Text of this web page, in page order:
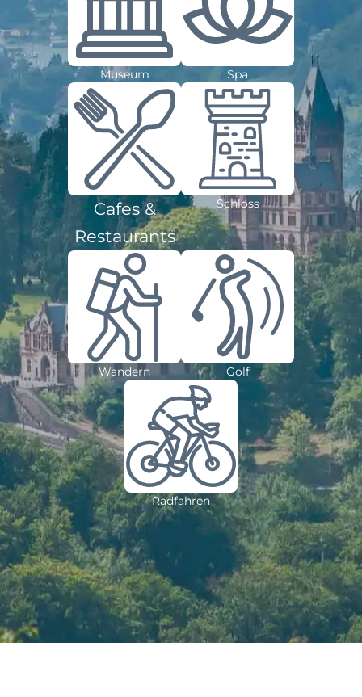
Museum Spa
Cafes &
Restaurants
Schloss
Wandern Golf
Radfahren